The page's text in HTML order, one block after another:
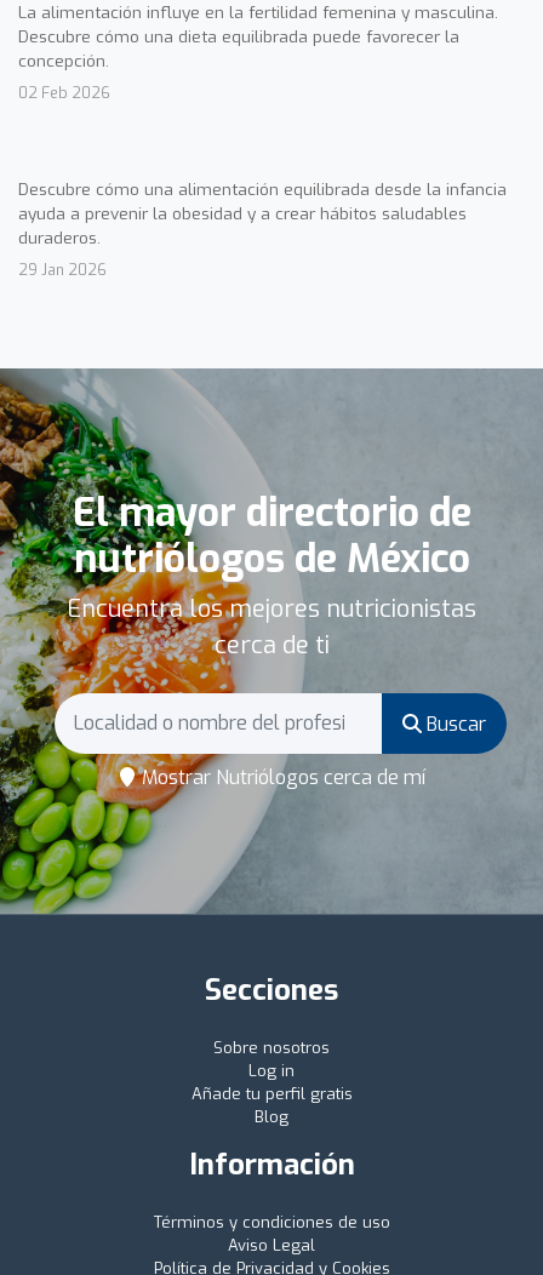
La alimentación influye en la fertilidad femenina y masculina.
Descubre cómo una dieta equilibrada puede favorecer la
concepción.
02 Feb 2026
Descubre cómo una alimentación equilibrada desde la infancia
ayuda a prevenir la obesidad y a crear hábitos saludables
duraderos.
29 Jan 2026
El mayor directorio de
nutriólogos de México
Encuentra los mejores nutricionistas
cerca de ti
Buscar
Mostrar Nutriólogos cerca de mí
Secciones
Sobre nosotros
Log in
Añade tu perfil gratis
Blog
Información
Términos y condiciones de uso
Aviso Legal
Política de Privacidad y Cookies